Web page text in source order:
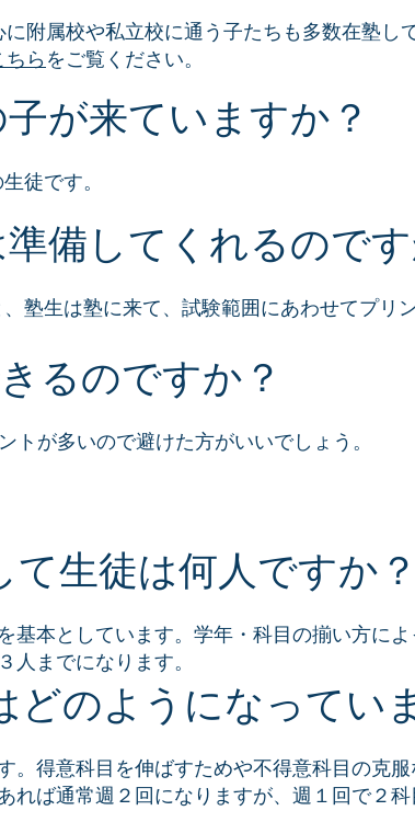
附属校や私立校に通う子たちも多数在塾して
ちら をご覧ください。
が来ていますか？
徒です。
備してくれるのです
塾生は塾に来て、試験範囲にあわせてプリ
るのですか？
トが多いので避けた方がいいでしょう。
生徒は何人ですか？
基本としています。学年・科目の揃い方に
人までになります。
どのようになってい
。得意科目を伸ばすためや不得意科目の克
れば通常週２回になりますが、週１回で２